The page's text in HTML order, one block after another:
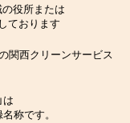
役所または
ております
の関西クリーンサービス
は
称です。